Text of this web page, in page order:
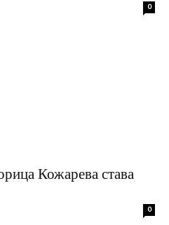
0
Кожарева става
0